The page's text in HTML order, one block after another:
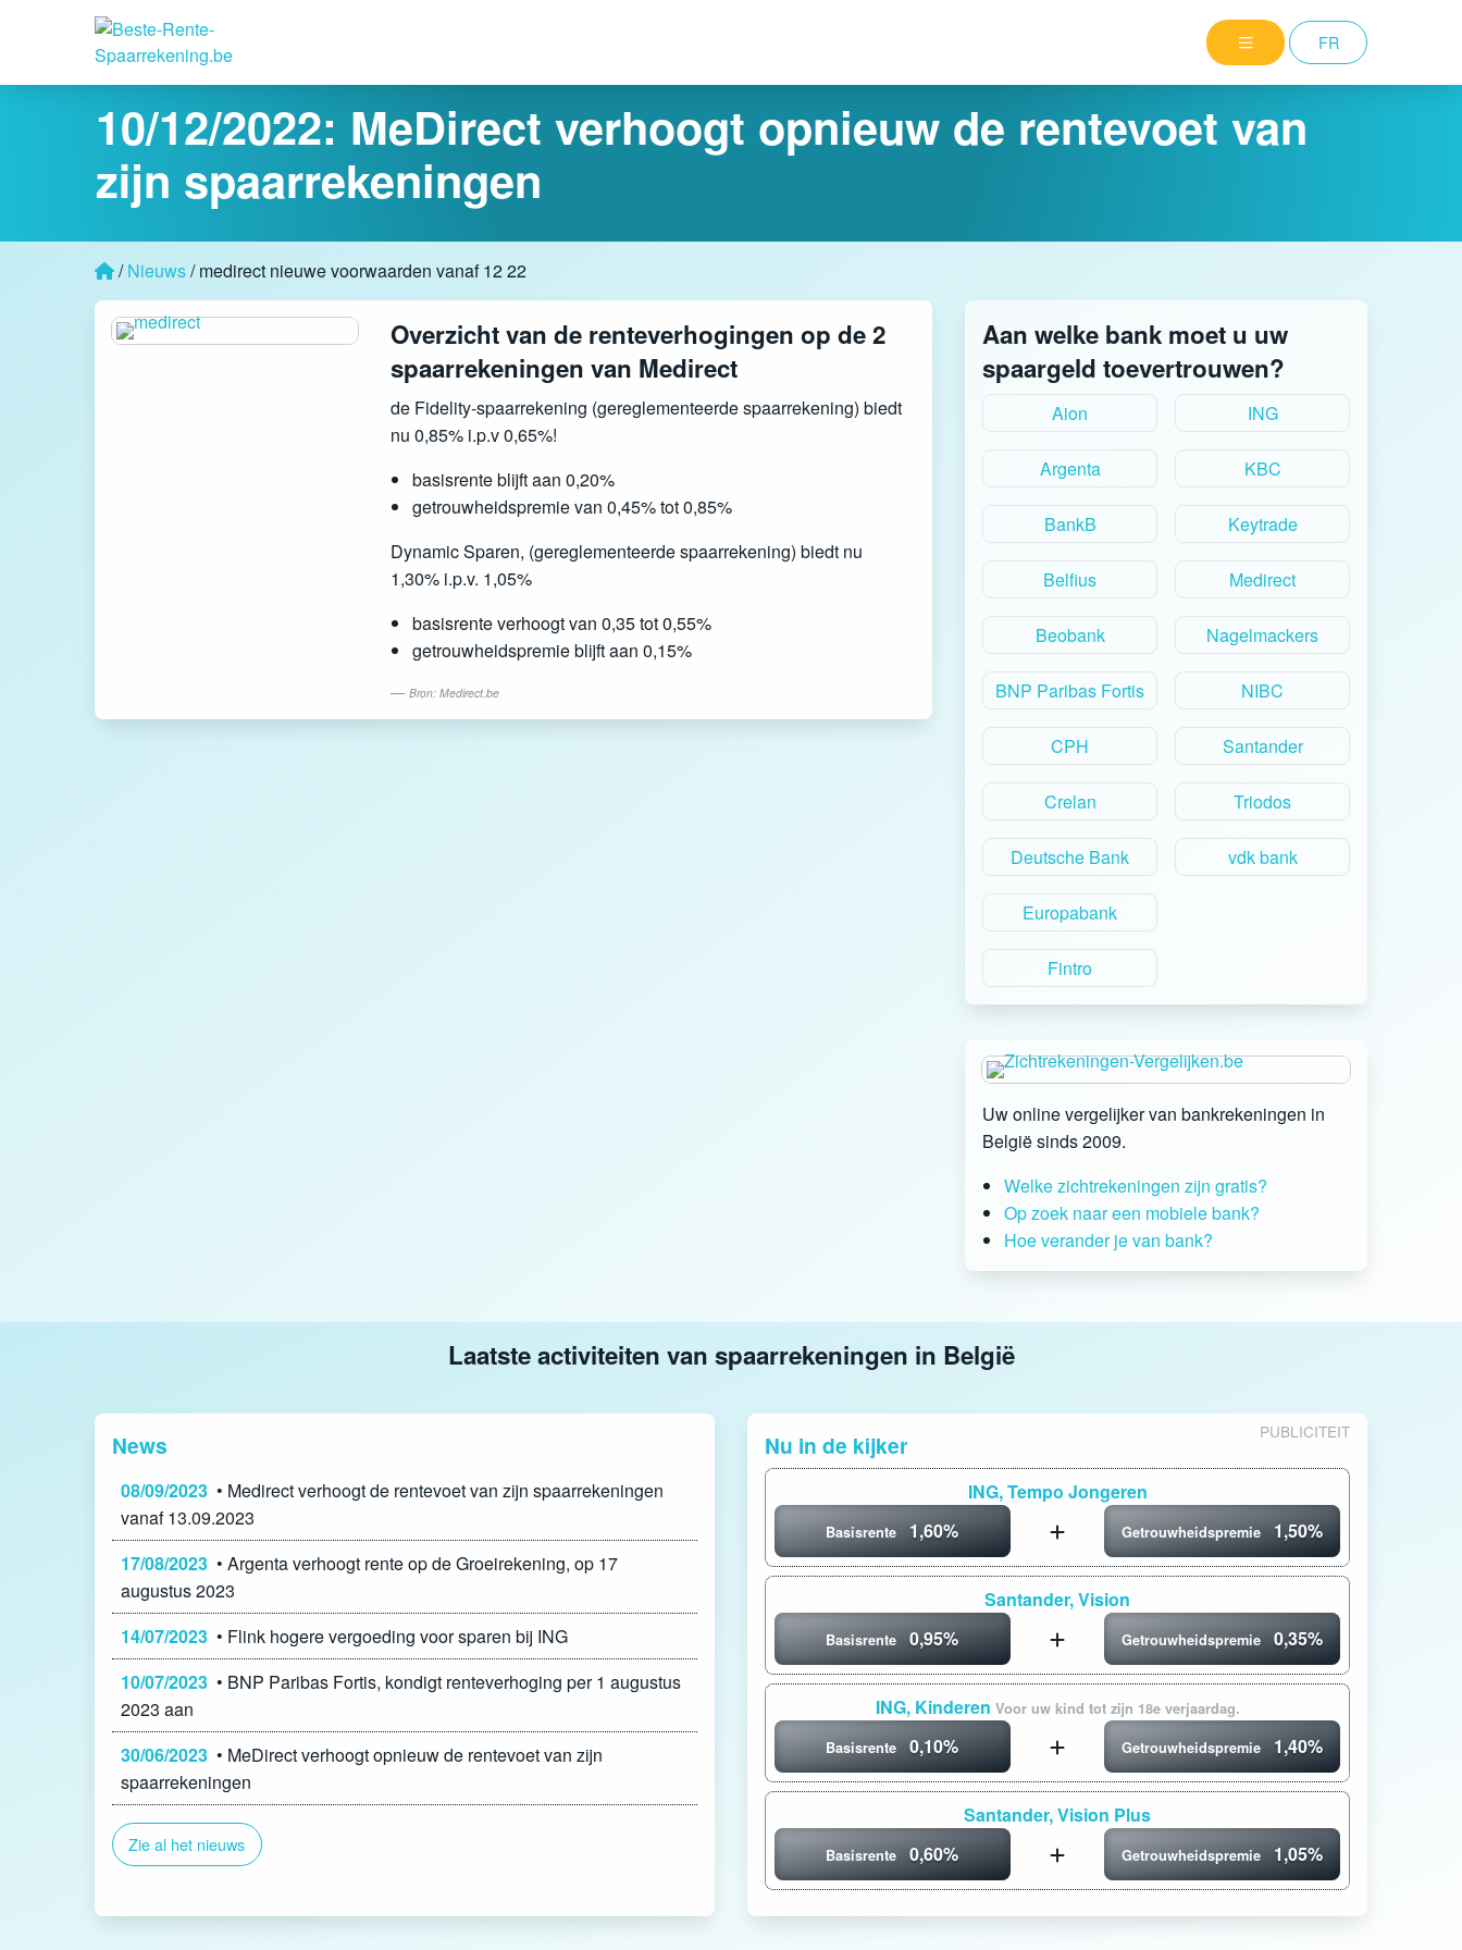
FR
10/12/2022: MeDirect verhoogt opnieuw de rentevoet van
zijn spaarrekeningen
/Nieuws/ medirect nieuwe voorwaarden vanaf 12 22
Overzicht van de renteverhogingen op de 2
spaarrekeningen van Medirect
de Fidelity-spaarrekening (gereglementeerde spaarrekening) biedt
nu 0,85% i.p.v 0,65%!
basisrente blijft aan 0,20%
getrouwheidspremie van 0,45% tot 0,85%
Dynamic Sparen, (gereglementeerde spaarrekening) biedt nu
1,30% i.p.v. 1,05%
basisrente verhoogt van 0,35 tot 0,55%
getrouwheidspremie blijft aan 0,15%
Bron: Medirect.be
Aan welke bank moet u uw
spaargeld toevertrouwen?
Aion
Argenta
BankB
Belfius
Beobank
BNP Paribas Fortis
CPH
Crelan
Deutsche Bank
Europabank
Fintro
ING
KBC
Keytrade
Medirect
Nagelmackers
NIBC
Santander
Triodos
vdk bank
Uw online vergelijker van bankrekeningen in
België sinds 2009.
Welke zichtrekeningen zijn gratis?
Op zoek naar een mobiele bank?
Hoe verander je van bank?
Laatste activiteiten van spaarrekeningen in België
News
08/09/2023 • Medirect verhoogt de rentevoet van zijn spaarrekeningen
vanaf 13.09.2023
17/08/2023 • Argenta verhoogt rente op de Groeirekening, op 17
augustus 2023
14/07/2023 • Flink hogere vergoeding voor sparen bij ING
10/07/2023 • BNP Paribas Fortis, kondigt renteverhoging per 1 augustus
2023 aan
30/06/2023 • MeDirect verhoogt opnieuw de rentevoet van zijn
spaarrekeningen
Zie al het nieuws
Nu in de kijker PUBLICITEIT
ING, Tempo Jongeren
Basisrente 1,60% Getrouwheidspremie 1,50%
Santander, Vision
Basisrente 0,95% Getrouwheidspremie 0,35%
ING, Kinderen Voor uw kind tot zijn 18e verjaardag.
Basisrente
0,10% Getrouwheidspremie 1,40%
Santander, Vision Plus
Basisrente 0,60% Getrouwheidspremie 1,05%